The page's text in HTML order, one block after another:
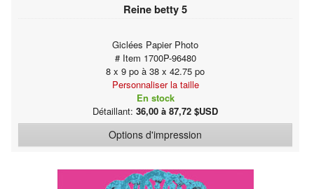
Reine betty 5
Giclées Papier Photo
# Item 1700P-96480
8 x 9 po à 38 x 42.75 po
Personnaliser la taille
En stock
Détaillant: 36,00 à 87,72 $USD
Options d'impression